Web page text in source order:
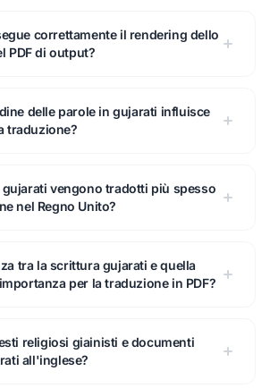
correttamente il rendering dello
PDF di output?
delle parole in gujarati influisce
traduzione?
vengono tradotti più spesso
nel Regno Unito?
tra la scrittura gujarati e quella
per la traduzione in PDF?
religiosi giainisti e documenti
all'inglese?